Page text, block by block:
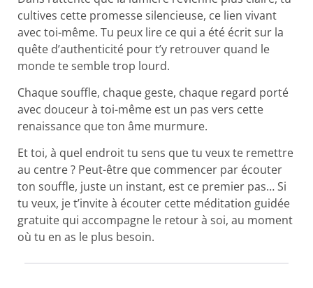
cultives cette promesse silencieuse, ce lien vivant
avec toi-même. Tu peux lire ce qui a été écrit sur la
quête d’authenticité pour t’y retrouver quand le
monde te semble trop lourd.
Chaque souffle, chaque geste, chaque regard porté
avec douceur à toi-même est un pas vers cette
renaissance que ton âme murmure.
Et toi, à quel endroit tu sens que tu veux te remettre
au centre ? Peut-être que commencer par écouter
ton souffle, juste un instant, est ce premier pas… Si
tu veux, je t’invite à écouter cette méditation guidée
gratuite qui accompagne le retour à soi, au moment
où tu en as le plus besoin.